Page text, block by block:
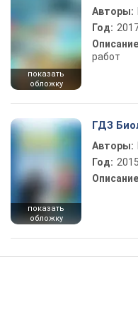
показать
обложку
Авторы:
Год:
работ
показать
обложку
ГДЗ
Авторы:
Год: 2015